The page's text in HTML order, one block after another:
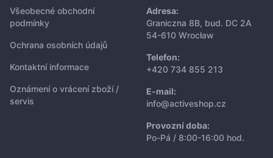
Všeobecné obchodní
podmínky
Ochrana osobních údajů
Kontaktní informace
Oznámení o vrácení zboží /
servis
Adresa:
Graniczna 8B, bud. DC 2A
54-610 Wrocław
Telefon:
+420 734 855 213
E-mail:
info@activeshop.cz
Provozní doba:
Po-Pá / 8:00-16:00 hod.